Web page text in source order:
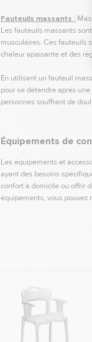
Fauteuils massants :
Les fauteuils massants
musculaires. Ces fauteuils
chaleur apaisante et des
En utilisant un fauteuil
pour se détendre après
personnes souffrant de
Équipements de
Les équipements et
ayant des besoins
confort à domicile ou offrir
équipements, vous pouvez